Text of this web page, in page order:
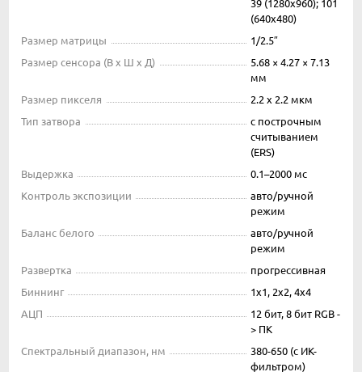
39 (1280x960); 101
(640x480)
Размер матрицы
1/2.5″
Размер сенсора (В x Ш x Д)
5.68 × 4.27 × 7.13
мм
Размер пикселя
2.2 x 2.2 мкм
Тип затвора
с построчным
считыванием
(ERS)
Выдержка
0.1–2000 мс
Контроль экспозиции
авто/ручной
режим
Баланс белого
авто/ручной
режим
Развертка
прогрессивная
Биннинг
1x1, 2x2, 4x4
АЦП
12 бит, 8 бит RGB -
> ПК
Спектральный диапазон, нм
380-650 (с ИК-
фильтром)